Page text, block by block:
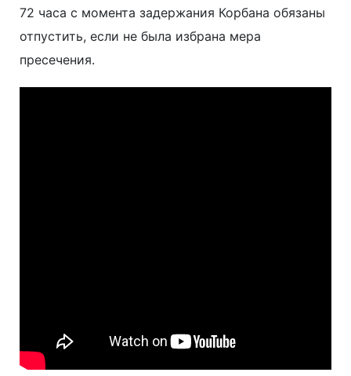
72 часа с момента задержания Корбана обязаны
отпустить, если не была избрана мера
пресечения.